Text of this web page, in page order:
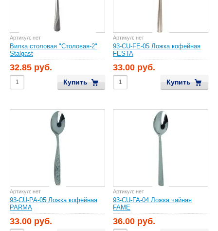
Артикул: нет
Вилка столовая "Столовая-2"
Stalgast
32.85 руб.
Купить
Артикул: нет
93-CU-FE-05 Ложка кофейная
FESTA
33.00 руб.
Купить
Артикул: нет
93-CU-PA-05 Ложка кофейная
PARMA
33.00 руб.
Артикул: нет
93-CU-FA-04 Ложка чайная
FAME
36.00 руб.